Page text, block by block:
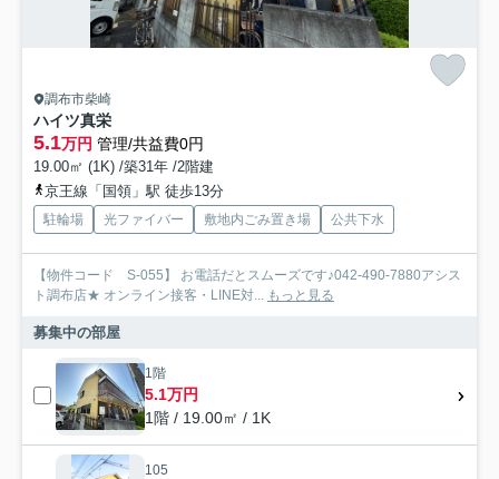
調布市柴崎
ハイツ真栄
5.1万円 管理/共益費0円
19.00㎡ (1K) /築31年 /2階建
京王線「国領」駅 徒歩13分
駐輪場 光ファイバー 敷地内ごみ置き場 公共下水
【物件コード S-055】 お電話だとスムーズです♪042-490-7880アシス
ト調布店★ オンライン接客・LINE対...
もっと見る
募集中の部屋
1階
5.1万円
1階 / 19.00㎡ / 1K
105